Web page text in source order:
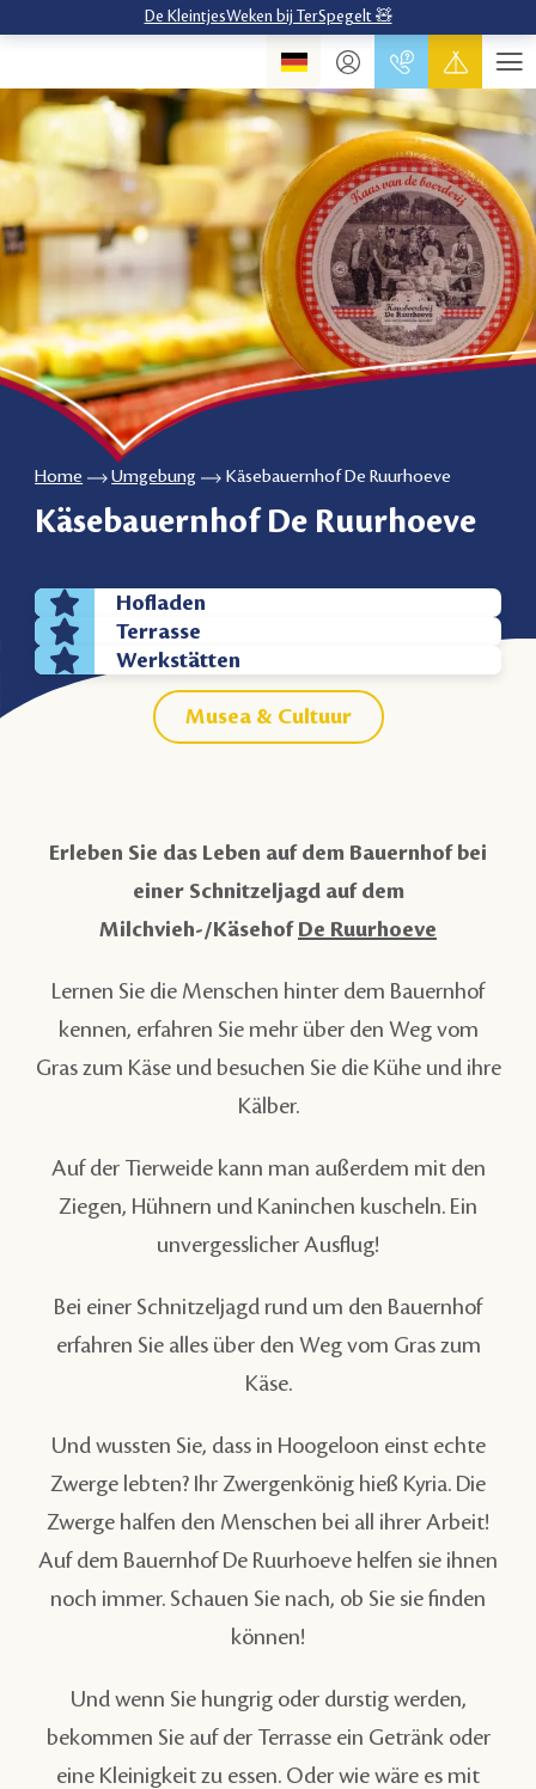
De KleintjesWeken bij TerSpegelt 🧸
Home Umgebung Käsebauernhof De Ruurhoeve
Käsebauernhof De Ruurhoeve
Hofladen
Terrasse
Werkstätten
Musea & Cultuur
Erleben Sie das Leben auf dem Bauernhof bei
einer Schnitzeljagd auf dem
Milchvieh-/Käsehof De Ruurhoeve
Lernen Sie die Menschen hinter dem Bauernhof
kennen, erfahren Sie mehr über den Weg vom
Gras zum Käse und besuchen Sie die Kühe und ihre
Kälber.
Auf der Tierweide kann man außerdem mit den
Ziegen, Hühnern und Kaninchen kuscheln. Ein
unvergesslicher Ausflug!
Bei einer Schnitzeljagd rund um den Bauernhof
erfahren Sie alles über den Weg vom Gras zum
Käse.
Und wussten Sie, dass in Hoogeloon einst echte
Zwerge lebten? Ihr Zwergenkönig hieß Kyria. Die
Zwerge halfen den Menschen bei all ihrer Arbeit!
Auf dem Bauernhof De Ruurhoeve helfen sie ihnen
noch immer. Schauen Sie nach, ob Sie sie finden
können!
Und wenn Sie hungrig oder durstig werden,
bekommen Sie auf der Terrasse ein Getränk oder
eine Kleinigkeit zu essen. Oder wie wäre es mit